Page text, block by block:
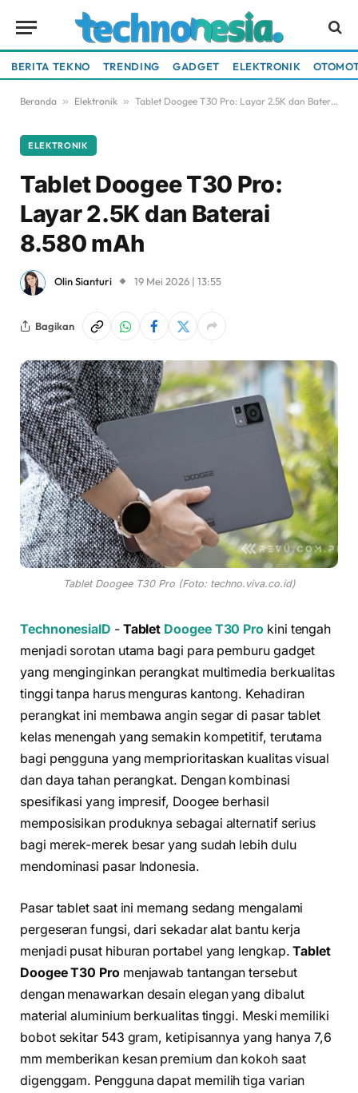
BERITA TEKNO TRENDING GADGET ELEKTRONIK
Beranda » Elektronik » Tablet Doogee T30 Pro: Layar 2.5K dan Baterai 8.580 mAh
ELEKTRONIK
Tablet Doogee T30 Pro:
Layar 2.5K dan Baterai
8.580 mAh
Olin Sianturi 19 Mei 2026 | 13:55
Bagikan
Tablet Doogee T30 Pro (Foto: techno.viva.co.id)
TechnonesiaID - Tablet Doogee T30 Pro kini tengah
menjadi sorotan utama bagi para pemburu gadget
yang menginginkan perangkat multimedia berkualitas
tinggi tanpa harus menguras kantong. Kehadiran
perangkat ini membawa angin segar di pasar tablet
kelas menengah yang semakin kompetitif, terutama
bagi pengguna yang memprioritaskan kualitas visual
dan daya tahan perangkat. Dengan kombinasi
spesifikasi yang impresif, Doogee berhasil
memposisikan produknya sebagai alternatif serius
bagi merek-merek besar yang sudah lebih dulu
mendominasi pasar Indonesia.
Pasar tablet saat ini memang sedang mengalami
pergeseran fungsi, dari sekadar alat bantu kerja
menjadi pusat hiburan portabel yang lengkap.Tablet
Doogee T30 Promenjawab tantangan tersebut
dengan menawarkan desain elegan yang dibalut
material aluminium berkualitas tinggi. Meski memiliki
bobot sekitar 543 gram, ketipisannya yang hanya 7,6
mm memberikan kesan premium dan kokoh saat
digenggam. Pengguna dapat memilih tiga varian